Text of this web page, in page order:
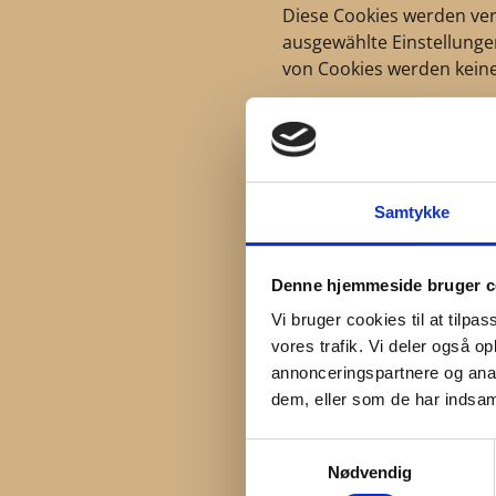
Samtykke
Denne hjemmeside bruger
Vi bruger cookies til at
vores trafik. Vi deler også
annonceringspartnere og
dem, eller som de har
Nødvendig
Diese Cookies werden
ausgewählte
von Cookies werden
Auf der Website
aufzuzeichnen, welches
sogenannte Flash-Cookies.
Betriebs- und
Diese Cookies werden
andere Informationen,
verwendet. Diese
zugeordnet werden
Marketing - anonymes
durchgeführt hat oder